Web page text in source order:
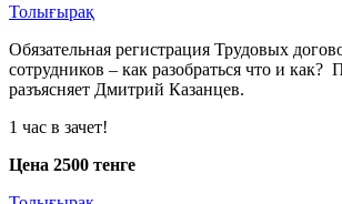
Толығырақ
Обязательная регистрация Трудовых
сотрудников – как разобраться что и как?
разъясняет Дмитрий Казанцев.
1 час в зачет!
Цена 2500 тенге